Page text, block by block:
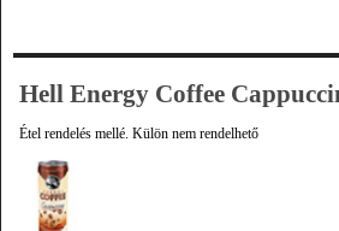
Hell Energy Coffee
Étel rendelés mellé. Külön nem rendelhető